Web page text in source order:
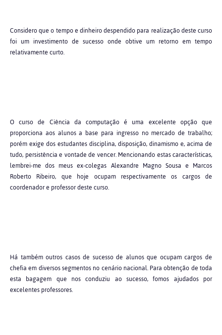
Considero que o tempo e dinheiro despendido para realização deste curso
foi um investimento de sucesso onde obtive um retorno em tempo
relativamente curto.
O curso de Ciência da computação é uma excelente opção que
proporciona aos alunos a base para ingresso no mercado de trabalho;
porém exige dos estudantes disciplina, disposição, dinamismo e, acima de
tudo, persistência e vontade de vencer. Mencionando estas características,
lembrei-me dos meus ex-colegas Alexandre Magno Sousa e Marcos
Roberto Ribeiro, que hoje ocupam respectivamente os cargos de
coordenador e professor deste curso.
Há também outros casos de sucesso de alunos que ocupam cargos de
chefia em diversos segmentos no cenário nacional. Para obtenção de toda
esta bagagem que nos conduziu ao sucesso, fomos ajudados por
excelentes professores.